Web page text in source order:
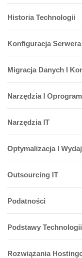
Historia Technologii
Konfiguracja Serwera
Migracja Danych I
Narzędzia I
Narzędzia IT
Optymalizacja I
Outsourcing IT
Podatności
Podstawy
Rozwiązania